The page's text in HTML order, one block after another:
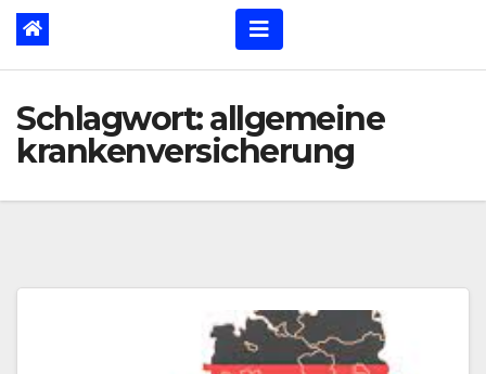
Schlagwort:allgemeine
krankenversicherung